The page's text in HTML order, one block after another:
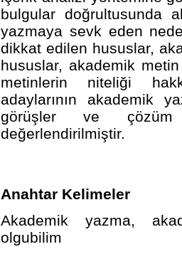
bulgular doğrultusunda
yazmaya sevk eden
dikkat edilen hususlar,
hususlar, akademik
metinlerin niteliği
adaylarının akademik
görüşler ve çözüm
değerlendirilmiştir.
Anahtar Kelimeler
Akademik yazma,
olgubilim